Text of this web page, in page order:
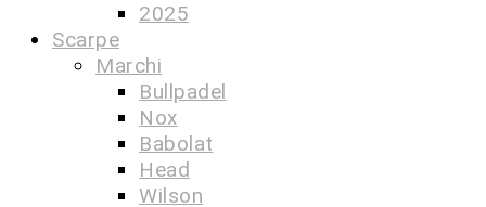
2025
Scarpe
Marchi
Bullpadel
Nox
Babolat
Head
Wilson